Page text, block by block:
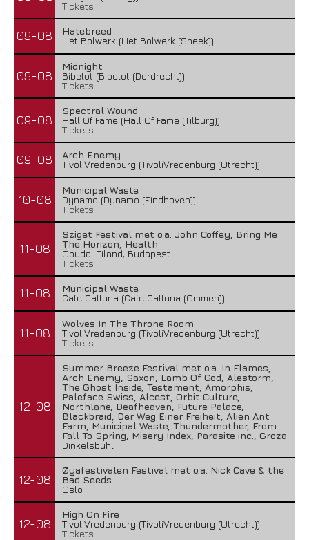
Tickets
09-08
Hatebreed
Het Bolwerk (Het Bolwerk (Sneek))
09-08
Midnight
Bibelot (Bibelot (Dordrecht))
Tickets
09-08
Spectral Wound
Hall Of Fame (Hall Of Fame (Tilburg))
Tickets
09-08
Arch Enemy
TivoliVredenburg (TivoliVredenburg (Utrecht))
10-08
Municipal Waste
Dynamo (Dynamo (Eindhoven))
Tickets
11-08
Sziget Festival met o.a. John Coffey, Bring Me
The Horizon, Health
Óbudai Eiland, Budapest
Tickets
11-08
Municipal Waste
Cafe Calluna (Cafe Calluna (Ommen))
11-08
Wolves In The Throne Room
TivoliVredenburg (TivoliVredenburg (Utrecht))
Tickets
12-08
Summer Breeze Festival met o.a. In Flames,
Arch Enemy, Saxon, Lamb Of God, Alestorm,
The Ghost Inside, Testament, Amorphis,
Paleface Swiss, Alcest, Orbit Culture,
Northlane, Deafheaven, Future Palace,
Blackbraid, Der Weg Einer Freiheit, Alien Ant
Farm, Municipal Waste, Thundermother, From
Fall To Spring, Misery Index, Parasite inc., Groza
Dinkelsbühl
12-08
Øyafestivalen Festival met o.a. Nick Cave & the
Bad Seeds
Oslo
12-08
High On Fire
TivoliVredenburg (TivoliVredenburg (Utrecht))
Tickets